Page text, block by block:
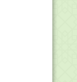
8 ARD
se-